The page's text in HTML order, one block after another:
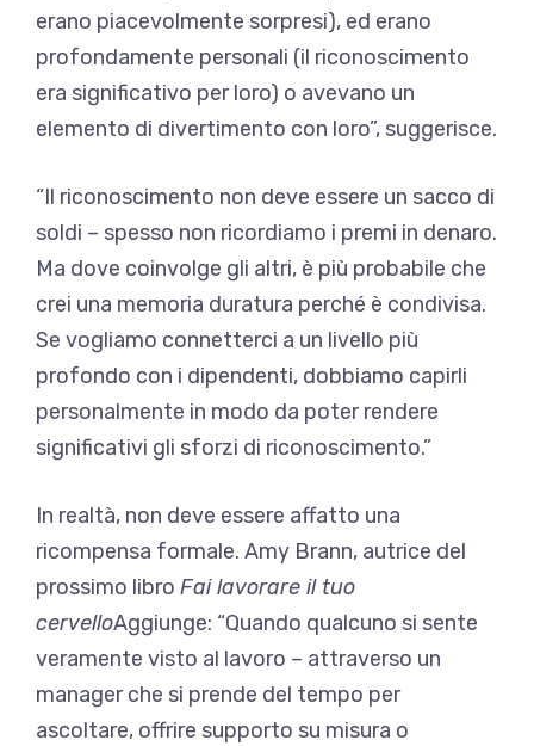
erano piacevolmente sorpresi), ed erano
profondamente personali (il riconoscimento
era significativo per loro) o avevano un
elemento di divertimento con loro”, suggerisce.
“Il riconoscimento non deve essere un sacco di
soldi – spesso non ricordiamo i premi in denaro.
Ma dove coinvolge gli altri, è più probabile che
crei una memoria duratura perché è condivisa.
Se vogliamo connetterci a un livello più
profondo con i dipendenti, dobbiamo capirli
personalmente in modo da poter rendere
significativi gli sforzi di riconoscimento.”
In realtà, non deve essere affatto una
ricompensa formale. Amy Brann, autrice del
prossimo libro Fai lavorare il tuo
cervelloAggiunge: “Quando qualcuno si sente
veramente visto al lavoro – attraverso un
manager che si prende del tempo per
ascoltare, offrire supporto su misura o